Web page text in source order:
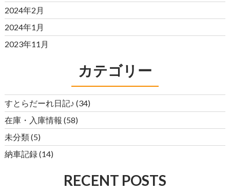
2024年2月
2024年1月
2023年11月
カテゴリー
すとらだーれ日記♪ (34)
在庫・入庫情報 (58)
未分類(5)
納車記録(14)
RECENT POSTS